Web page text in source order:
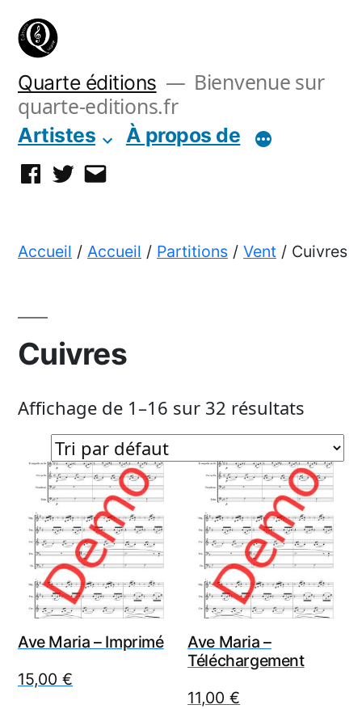
Aller
au
contenu
Quarte éditions
Bienvenue sur
quarte-editions.fr
Artistes
À propos de
Facebook
Twitter
E-
Accueil / Accueil / Partitions / Vent / Cuivres
Cuivres
Affichage de 1–16 sur 32 résultats
Ave Maria – Imprimé
15,00 €
Ave Maria –
Téléchargement
11,00€